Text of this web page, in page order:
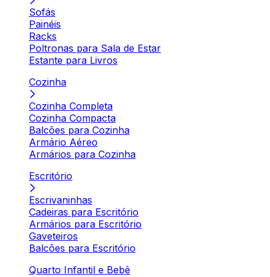
Sofás
Painéis
Racks
Poltronas para Sala de Estar
Estante para Livros
Cozinha
Cozinha Completa
Cozinha Compacta
Balcões para Cozinha
Armário Aéreo
Armários para Cozinha
Escritório
Escrivaninhas
Cadeiras para Escritório
Armários para Escritório
Gaveteiros
Balcões para Escritório
Quarto Infantil e Bebê